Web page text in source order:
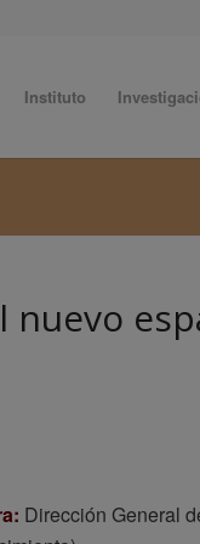
Instituto
Dirección General